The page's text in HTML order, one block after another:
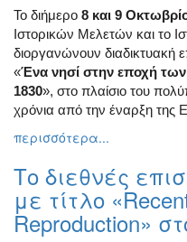
Διαλέξεις-
Ομιλίες
Διάφορες
Εκθέσεις
Εκδηλώσεις
Παιδιά
Άλλες
Εκδηλώσεις
Το διήμερο 8 και 9
Ιστορικών Μελετών και το
διοργανώνουν διαδικτυακή
«Ένα νησί στην εποχή
1830», στο πλαίσιο του
χρόνια από την έναρξη της
περισσότερα...
Το διεθνές
με τίτλο
Reproduction»